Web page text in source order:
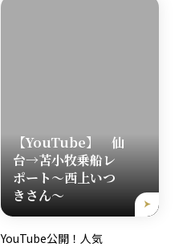
【YouTube】 仙
台→苫小牧乗船レ
ポート～西上いつ
きさん～
YouTube公開！人気